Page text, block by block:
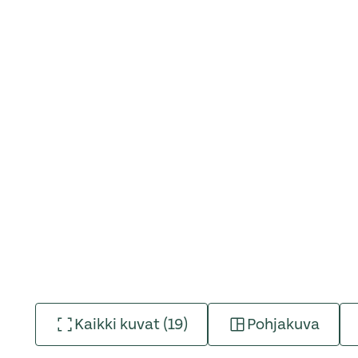
Kaikki kuvat (19) Pohjakuva